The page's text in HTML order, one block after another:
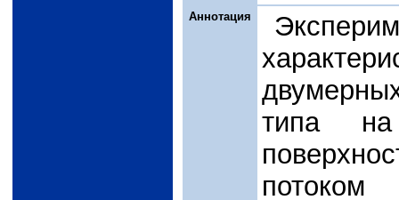
Аннотация
типа на
потоком